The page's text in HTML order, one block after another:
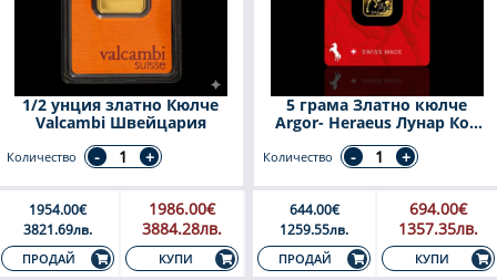
1/2 унция златно Кюлче
Valcambi Швейцария
Количество
1954.00€
3821.69лв.
ПРОДАЙ
1986.00€
3884.28лв.
КУПИ
5 грама Златно кюлче
Argor- Heraeus Лунар Кон
2026
Количество
644.00€
1259.55лв.
ПРОДАЙ
694.00€
1357.35лв.
КУПИ